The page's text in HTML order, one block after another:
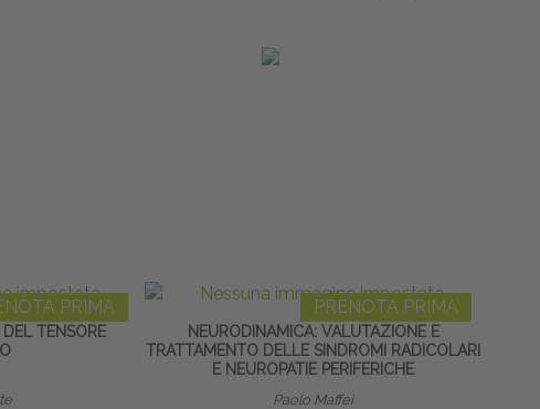
PRIMA
TENSORE
PRENOTA PRIMA
NEURODINAMICA: VALUTAZIONE E
TRATTAMENTO DELLE SINDROMI RADICOLARI
E NEUROPATIE PERIFERICHE
Paolo Maffei